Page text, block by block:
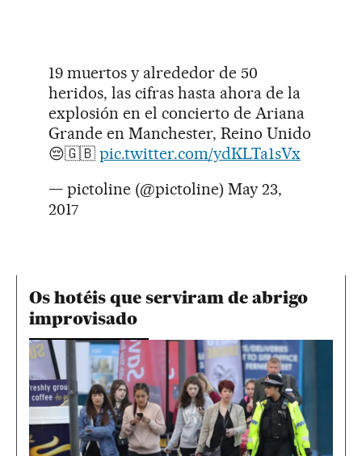
19 muertos y alrededor de 50
heridos, las cifras hasta ahora de la
explosión en el concierto de Ariana
Grande en Manchester, Reino Unido
😔🇬🇧 pic.twitter.com/ydKLTa1sVx
— pictoline (@pictoline) May 23,
2017
Os hotéis que serviram de abrigo
improvisado